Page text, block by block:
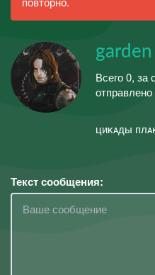
Всего 0, за
отправлено
ᅠ ᅠ ᅠ ᅠ ᅠ
циᴋᴀды
Текст сообщения: